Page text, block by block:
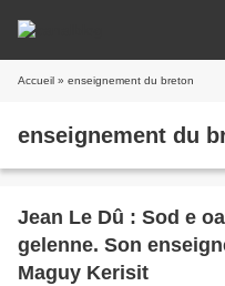
Accueil » enseignement du breton
enseignement du
Jean Le Dû : Sod e
gelenne. Son
Maguy Kerisit